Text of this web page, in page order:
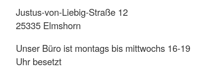
Justus-von-Liebig-Straße 12
25335 Elmshorn
Unser Büro ist montags bis mittwochs 16-19
Uhr besetzt